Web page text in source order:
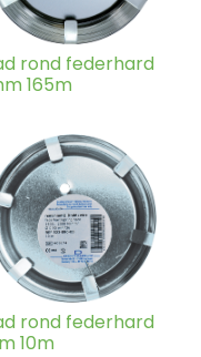
rond federhard
165m
rond federhard
10m